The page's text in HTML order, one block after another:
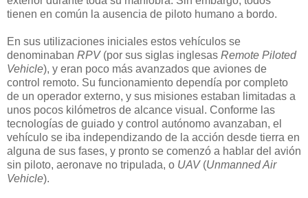
tienen en común la ausencia de piloto humano a bordo.
En sus utilizaciones iniciales estos vehículos se
denominaban RPV(por sus siglas inglesas Remote Piloted
Vehicle), y eran poco más avanzados que aviones de
control remoto. Su funcionamiento dependía por completo
de un operador externo, y sus misiones estaban limitadas a
unos pocos kilómetros de alcance visual. Conforme las
tecnologías de guiado y control autónomo avanzaban, el
vehículo se iba independizando de la acción desde tierra en
alguna de sus fases, y pronto se comenzó a hablar del avión
sin piloto, aeronave no tripulada, o UAV(Unmanned Air
Vehicle).